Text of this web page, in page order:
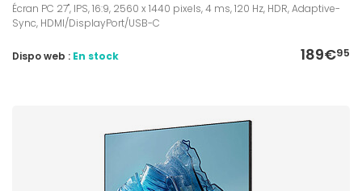
Écran PC 27", IPS, 16:9, 2560 x 1440 pixels, 4 ms, 120 Hz, HDR, Adaptive-
Sync, HDMI/DisplayPort/USB-C
189€95
Dispo web : En stock